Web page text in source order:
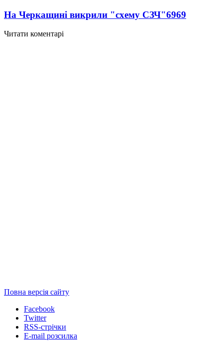
На Черкащині викрили "схему СЗЧ"6969
Читати коментарі
Повна версія сайту
Facebook
Twitter
RSS-стрічки
E-mail розсилка